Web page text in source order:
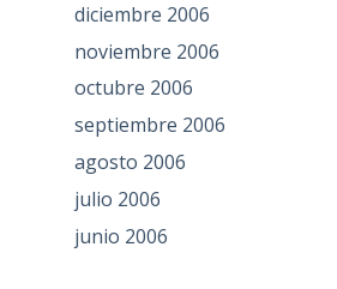
diciembre 2006
noviembre 2006
octubre 2006
septiembre 2006
agosto 2006
julio 2006
junio 2006